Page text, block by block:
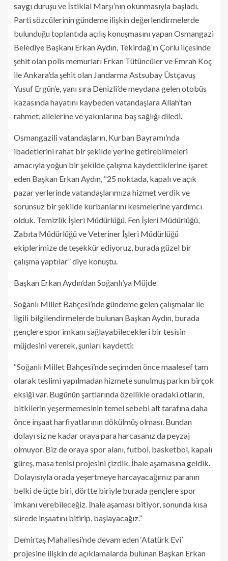
saygı duruşu ve İstiklal Marşı’nın okunmasıyla başladı.
Parti sözcülerinin gündeme ilişkin değerlendirmelerde
bulunduğu toplantıda açılış konuşmasını yapan Osmangazi
Belediye Başkanı Erkan Aydın, Tekirdağ’ın Çorlu ilçesinde
şehit olan polis memurları Erkan Tütüncüler ve Emrah Koç
ile Ankara’da şehit olan Jandarma Astsubay Üstçavuş
Yusuf Ergün’e, yanı sıra Denizli’de meydana gelen otobüs
kazasında hayatını kaybeden vatandaşlara Allah’tan
rahmet, ailelerine ve yakınlarına baş sağlığı diledi.
Osmangazili vatandaşların, Kurban Bayramı’nda
ibadetlerini rahat bir şekilde yerine getirebilmeleri
amacıyla yoğun bir şekilde çalışma kaydettiklerine işaret
eden Başkan Erkan Aydın, “25 noktada, kapalı ve açık
pazar yerlerinde vatandaşlarımıza hizmet verdik ve
sorunsuz bir şekilde kurbanlarını kesmelerine yardımcı
olduk. Temizlik İşleri Müdürlüğü, Fen İşleri Müdürlüğü,
Zabıta Müdürlüğü ve Veteriner İşleri Müdürlüğü
ekiplerimize de teşekkür ediyoruz, burada güzel bir
çalışma yaptılar” diye konuştu.
Başkan Erkan Aydın’dan Soğanlı’ya Müjde
Soğanlı Millet Bahçesi’nde gündeme gelen çalışmalar ile
ilgili bilgilendirmelerde bulunan Başkan Aydın, burada
gençlere spor imkanı sağlayabilecekleri bir tesisin
müjdesini vererek, şunları kaydetti:
“Soğanlı Millet Bahçesi’nde seçimden önce maalesef tam
olarak teslimi yapılmadan hizmete sunulmuş parkın birçok
eksiği var. Bugünün şartlarında özellikle oradaki otların,
bitkilerin yeşermemesinin temel sebebi alt tarafına daha
önce inşaat harfiyatlarının dökülmüş olması. Bundan
dolayı siz ne kadar oraya para harcasanız da peyzaj
olmuyor. Biz de oraya spor alanı, futbol, basketbol, kapalı
güreş, masa tenisi projesini çizdik. İhale aşamasına geldik.
Dolayısıyla orada yeşertmeye harcayacağımız paranın
belki de üçte biri, dörtte biriyle burada gençlere spor
imkanı verebileceğiz. İhale aşaması bitiyor, sonunda kısa
sürede inşaatını bitirip, başlayacağız.”
Demirtaş Mahallesi’nde devam eden ‘Atatürk Evi’
projesine ilişkin de açıklamalarda bulunan Başkan Erkan